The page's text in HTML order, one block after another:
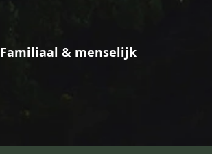
Familiaal & menselijk